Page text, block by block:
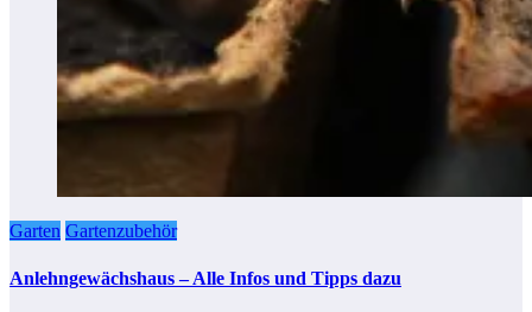
Garten Gartenzubehör
Anlehngewächshaus – Alle Infos und Tipps dazu